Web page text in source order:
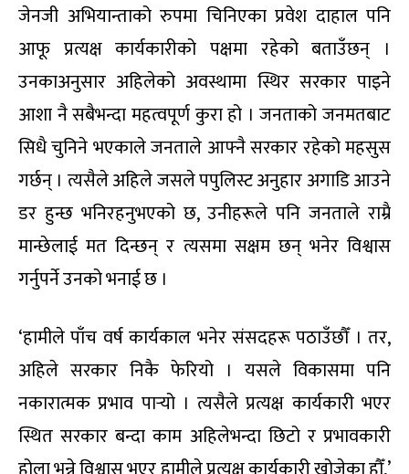
जेनजी अभियान्ताको रुपमा चिनिएका प्रवेश दाहाल पनि
आफू प्रत्यक्ष कार्यकारीको पक्षमा रहेको बताउँछन् ।
उनकाअनुसार अहिलेको अवस्थामा स्थिर सरकार पाइने
आशा नै सबैभन्दा महत्वपूर्ण कुरा हो । जनताको जनमतबाट
सिधै चुनिने भएकाले जनताले आफ्नै सरकार रहेको महसुस
गर्छन् । त्यसैले अहिले जसले पपुलिस्ट अनुहार अगाडि आउने
डर हुन्छ भनिरहनुभएको छ, उनीहरूले पनि जनताले राम्रै
मान्छेलाई मत दिन्छन् र त्यसमा सक्षम छन् भनेर विश्वास
गर्नुपर्ने उनको भनाई छ ।
‘हामीले पाँच वर्ष कार्यकाल भनेर संसदहरू पठाउँछौँ । तर,
अहिले सरकार निकै फेरियो । यसले विकासमा पनि
नकारात्मक प्रभाव पार्‍यो । त्यसैले प्रत्यक्ष कार्यकारी भएर
स्थित सरकार बन्दा काम अहिलेभन्दा छिटो र प्रभावकारी